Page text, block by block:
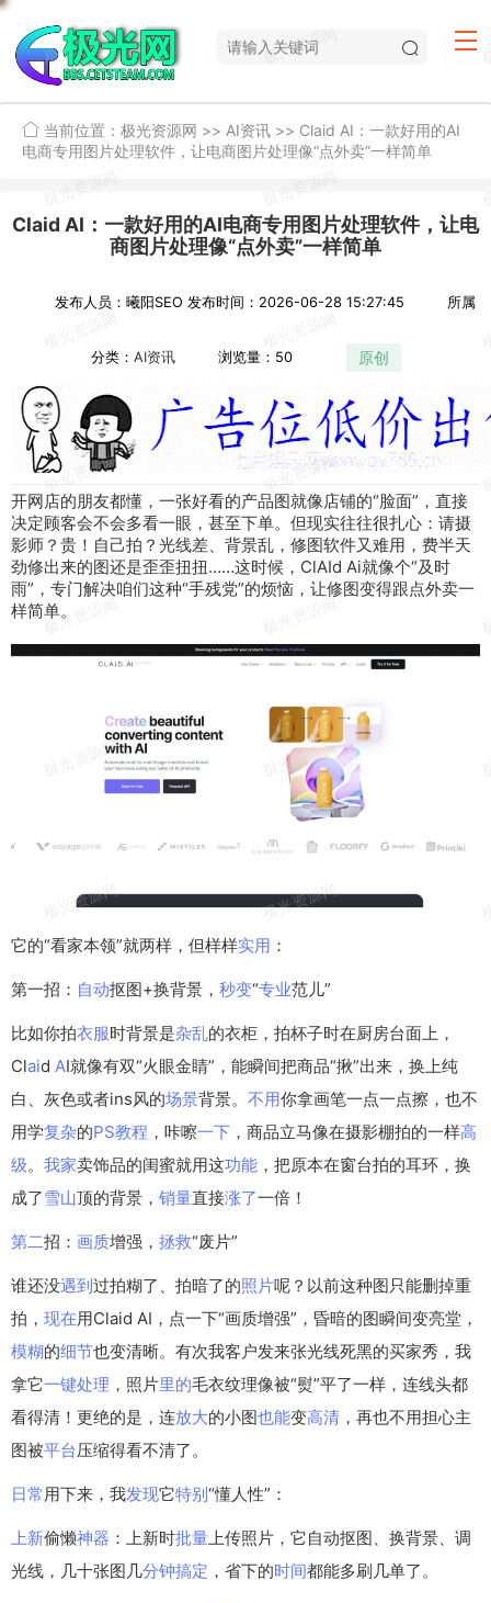
当前位置： 极光资源网 >> AI资讯 >> Claid AI：一款好用的AI
电商专用图片处理软件，让电商图片处理像“点外卖”一样简单
Claid AI：一款好用的AI电商专用图片处理软件，让电
商图片处理像“点外卖”一样简单
发布人员：曦阳SEO 发布时间：2026-06-28 15:27:45 所属
分类： AI资讯 浏览量：50 原创
开网店的朋友都懂，一张好看的产品图就像店铺的“脸面”，直接
决定顾客会不会多看一眼，甚至下单。但现实往往很扎心：请摄
影师 ？贵！ 自己拍？光线差、 背景乱， 修图软件又难用，费半天
劲修出来的图还是歪歪扭扭……这时候 ，ClAId Ai就像个“及时
雨”，专门解决咱们这种“手残党”的烦恼 ，让修图变得跟点外卖一
样简单。
它的“看家本领”就两样，但样样实用 ：
第一招： 自动抠图+换背景， 秒变“专业范儿”
比如你拍衣服时背景是杂乱的衣柜，拍杯子时在厨房台面上，
Claid AI就像有双“火眼金睛”，能瞬间把商品“揪”出来，换上纯
白、灰色或者ins风的场景背景。 不用你拿画笔一点一点擦，也不
用学复杂的PS教程 ，咔嚓一下 ，商品立马像在摄影棚拍的一样高
级。 我家卖饰品的闺蜜就用这功能 ，把原本在窗台拍的耳环，换
成了雪山顶的背景， 销量直接涨了一倍！
第二招： 画质增强， 拯救“废片”
谁还没遇到 过拍糊了、拍暗了的照片呢？以前这种图只能删掉重
拍， 现在用Claid AI，点一下“画质增强”，昏暗的图瞬间变亮堂，
模糊的细节也变清晰。有次我客户发来张光线死黑的买家秀，我
拿它一键处理 ，照片里的毛衣纹理像被“熨”平了一样，连线头都
看得清！更绝的是，连放大的小图也能变高清 ，再也不用担心主
图被平台压缩得看不清了。
日常用下来，我发现它特别 “懂人性”：
上新偷懒神器 ：上新时批量上传照片，它自动抠图、换背景、调
光线，几十张图几分钟搞定 ，省下的时间都能多刷几单了。